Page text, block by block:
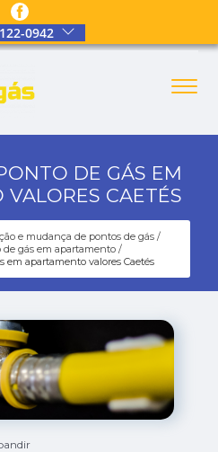
0942
DE GÁS EM
CAETÉS
e mudança de pontos de gás
gás em apartamento
em apartamento valores Caetés